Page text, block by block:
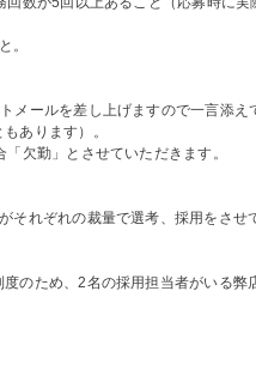
。
メールを差し上げますので一言添え
あります）。
欠勤」とさせていただきます。
それぞれの裁量で選考、採用をさせ
度のため、2名の採用担当者がいる弊